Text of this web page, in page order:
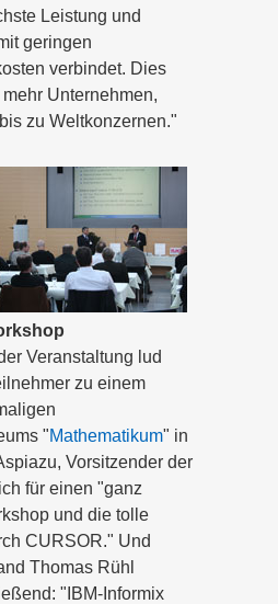
Leistung und
geringen
verbindet. Dies
Unternehmen,
zu Weltkonzernen."
Veranstaltung lud
zu einem
"Mathematikum" in
Vorsitzender der
für einen "ganz
und die tolle
CURSOR." Und
Thomas Rühl
"IBM-Informix